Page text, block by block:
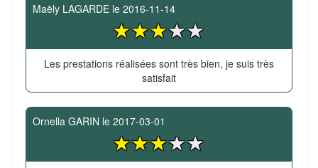
Maëly LAGARDE le 2016-11-14
Les prestations réalisées sont très bien, je suis très
satisfait
Ornella GARIN le 2017-03-01